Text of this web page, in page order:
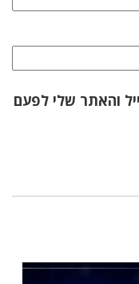
והאתר שלי לפעם